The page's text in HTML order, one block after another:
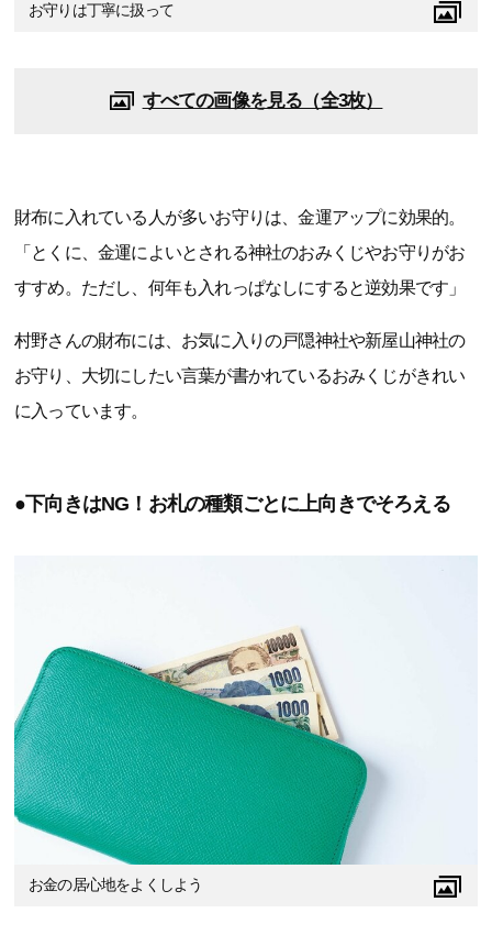
お守りは丁寧に扱って
すべての画像を見る（全3枚）
財布に入れている人が多いお守りは、金運アップに効果的。
「とくに、金運によいとされる神社のおみくじやお守りがお
すすめ。ただし、何年も入れっぱなしにすると逆効果です」
村野さんの財布には、お気に入りの戸隠神社や新屋山神社の
お守り、大切にしたい言葉が書かれているおみくじがきれい
に入っています。
●下向きはNG！お札の種類ごとに上向きでそろえる
お金の居心地をよくしよう